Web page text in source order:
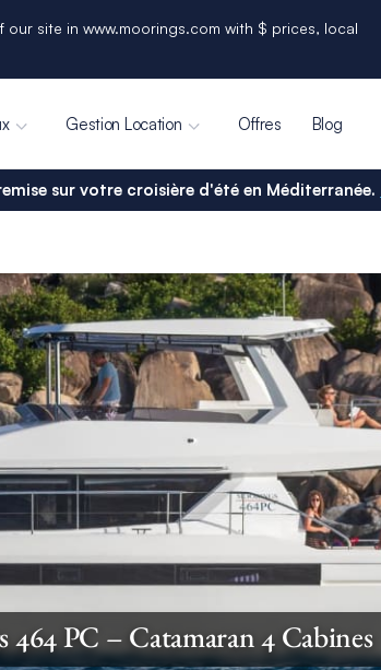
site in www.moorings.com with $ prices, local
Gestion Location Offres Blog
sur votre croisière d'été en Méditerranée.
464 PC – Catamaran 4 Cabines